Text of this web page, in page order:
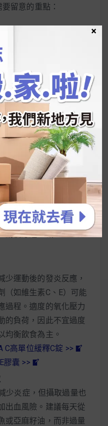
留意的重點：
重要，但過量攝取可
長期進行高蛋白飲食
餐攝取約20至30克的蛋
避免過度依賴高蛋白飲
然食物中獲取蛋白質。
蛋白粉隨手包 >>
組：無添加濃縮乳清
動中消耗的肝醣，但攝
。選擇低升糖指數的碳
米，有助於穩定血糖，
量。高強度運動後可以
動後應適量減少，以免
少運動後的發炎反應，
（如維生素C、E）可能
過程。適度的氧化壓力
的負荷，因此不宜過度
均衡飲食為主。
C高單位緩釋C錠 >>
膠囊 >>
少炎症，但攝取過量也
出血風險。建議每天從
或亞麻籽油，而非過量
×